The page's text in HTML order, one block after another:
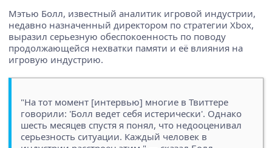
Мэтью Болл, известный аналитик игровой индустрии,
недавно назначенный директором по стратегии Xbox,
выразил серьезную обеспокоенность по поводу
продолжающейся нехватки памяти и её влияния на
игровую индустрию.
"На тот момент [интервью] многие в Твиттере
говорили: 'Болл ведет себя истерически'. Однако
шесть месяцев спустя я понял, что недооценивал
серьезность ситуации. Каждый человек в